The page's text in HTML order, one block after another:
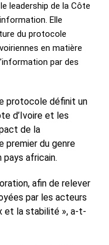
leadership de la Côte
Elle
du protocole
en matière
par des
protocole définit un
d’Ivoire et les
de la
premier du genre
pays africain.
afin de relever
par les acteurs
et la stabilité », a-t-